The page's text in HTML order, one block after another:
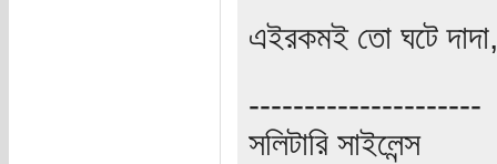
এইরকমই তো ঘটে
---------------------
সলিটারি সাইলেন্স